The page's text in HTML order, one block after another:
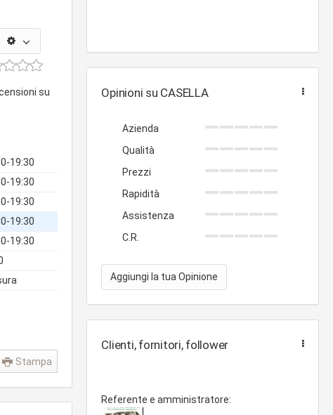
su
19:30
19:30
19:30
19:30
19:30
Stampa
Opinioni su CASELLA
Azienda
Qualità
Prezzi
Rapidità
Assistenza
C.R.
Aggiungi la tua Opinione
Clienti, fornitori, follower
Referente e amministratore: